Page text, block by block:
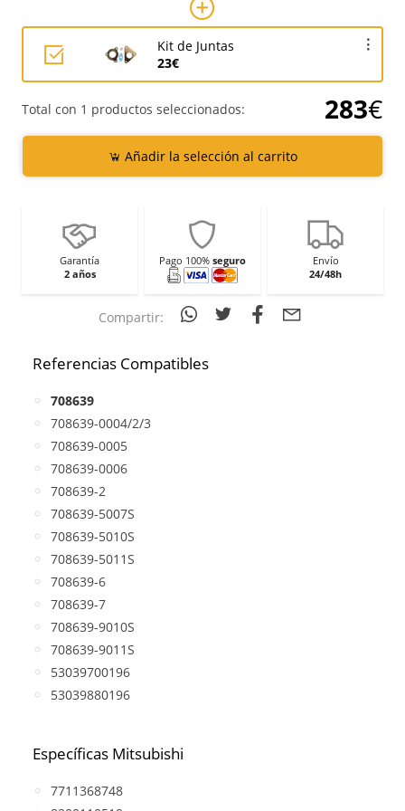
Kit de Juntas
23€
Total con 1 productos seleccionados: 283€
Añadir la selección al carrito
Garantía
2 años
Pago 100% seguro
Envío
24/48h
Compartir:
Referencias Compatibles
708639
708639-0004/2/3
708639-0005
708639-0006
708639-2
708639-5007S
708639-5010S
708639-5011S
708639-6
708639-7
708639-9010S
708639-9011S
53039700196
53039880196
Específicas Mitsubishi
7711368748